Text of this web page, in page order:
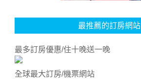
最推薦的訂房網站
最多訂房優惠/住十晚送一晚
全球最大訂房/機票網站